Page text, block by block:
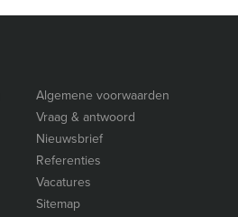
Algemene voorwaarden
Vraag & antwoord
Nieuwsbrief
Referenties
Vacatures
Sitemap